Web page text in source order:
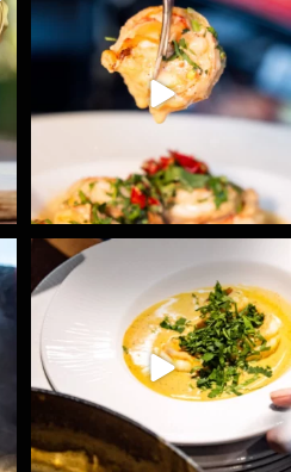
9 0
Všechny fámozní recepty, které znáte z našich
0